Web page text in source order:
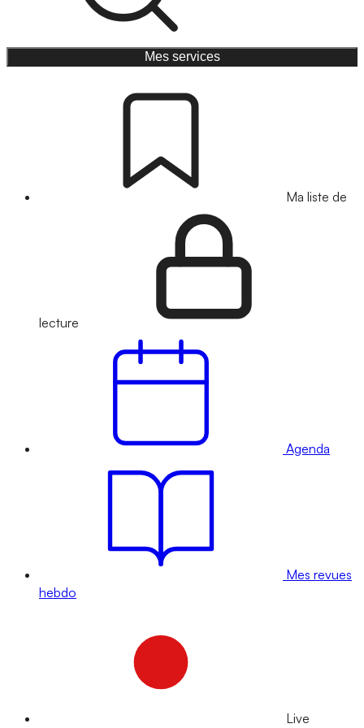
Mes services
Ma liste de
lecture
Agenda
Mes revues
hebdo
Live